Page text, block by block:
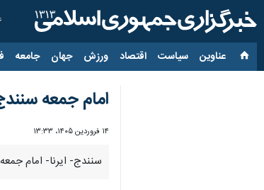
۱۶
عناوین‌ سیاست اقتصاد ورزش جهان جامعه
امام جمعه
۱۴ فروردین ۱۴۰۵، ۱۳:۳۳
سنندج- ایرنا- امام